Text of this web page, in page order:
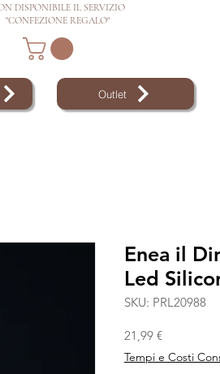
DISPONIBILE IL SERVIZIO
"CONFEZIONE REGALO"
Outlet
Enea il
Led
SKU: PRL20988
21,99 €Prezzo
Tempi e Costi